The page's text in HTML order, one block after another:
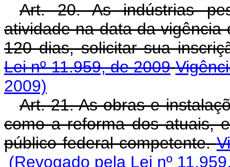
Art. 20. As indústrias
atividade na data da
120 dias, solicitar sua
Lei nº 11.959, de 2009
2009)
Art. 21. As obras e
como a reforma dos atuais,
público federal competente.
(Revogado pela Lei nº